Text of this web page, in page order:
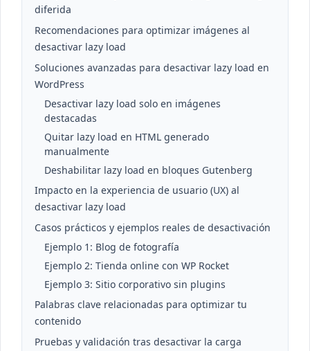
diferida
Recomendaciones para optimizar imágenes al
desactivar lazy load
Soluciones avanzadas para desactivar lazy load en
WordPress
Desactivar lazy load solo en imágenes
destacadas
Quitar lazy load en HTML generado
manualmente
Deshabilitar lazy load en bloques Gutenberg
Impacto en la experiencia de usuario (UX) al
desactivar lazy load
Casos prácticos y ejemplos reales de desactivación
Ejemplo 1: Blog de fotografía
Ejemplo 2: Tienda online con WP Rocket
Ejemplo 3: Sitio corporativo sin plugins
Palabras clave relacionadas para optimizar tu
contenido
Pruebas y validación tras desactivar la carga